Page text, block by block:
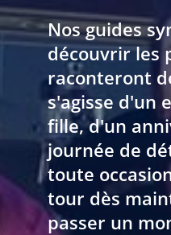
Nos guides
découvrir les
raconteront
s'agisse d'un
fille, d'un
journée de
toute
tour dès
passer un